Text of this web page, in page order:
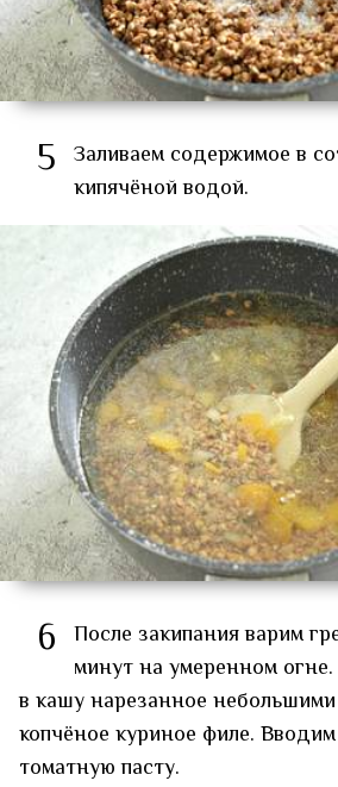
5 Заливаем содержимое в
кипячёной водой.
6 После закипания варим
минут на умеренном
в кашу нарезанное
копчёное куриное филе.
томатную пасту.